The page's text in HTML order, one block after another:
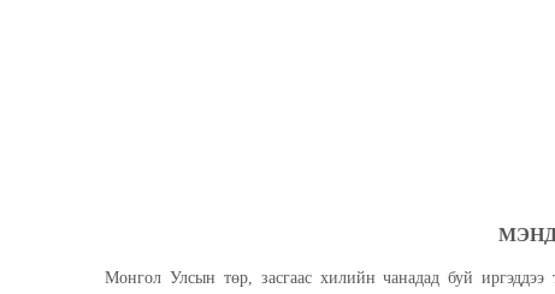
Монгол Улсын төр, засгаас хилийн чанадад буй